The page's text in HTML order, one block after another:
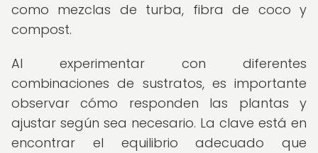
como mezclas de turba, fibra de coco y
compost.
Al experimentar con diferentes
combinaciones de sustratos, es importante
observar cómo responden las plantas y
ajustar según sea necesario. La clave está en
encontrar el equilibrio adecuado que